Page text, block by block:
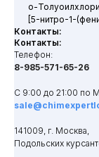
o-
[5-нитро-1-
Контакты:
Контакты:
Телефон:
8-985-571-65-26
С 9:00 до 21:00 по
141009, г. Москва,
Подольских